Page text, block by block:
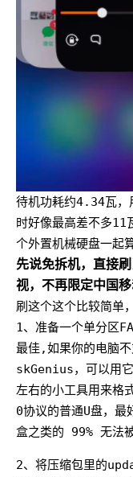
待机功耗约4.34瓦，
时好像最高差不多11
个外置机械硬盘一起
先说免拆机，直接
视，不再限定中国移
刷这个这个比较简单
1、准备一个单分区
最佳,如果你的电脑
skGenius，可以用
左右的小工具用来格
0协议的普通U盘，最
盒之类的 99% 无法
2、将压缩包里的